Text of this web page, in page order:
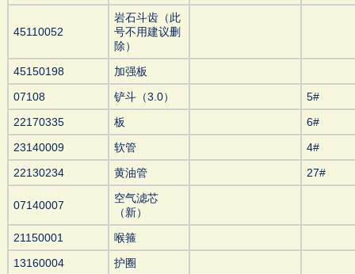
45110052
岩石斗齿（此
号不用建议删
除）
45150198
加强板
07108
铲斗（3.0）
5#
22170335
板
6#
23140009
软管
4#
22130234
黄油管 27#
07140007
空气滤芯
（新）
21150001
喉箍
13160004
护圈